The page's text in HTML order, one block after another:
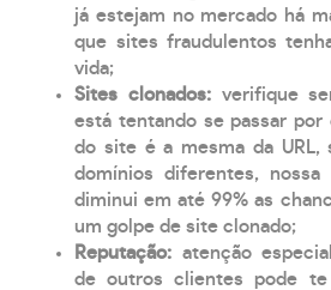
já estejam no mercado há
que sites fraudulentos
vida;
Sites clonados: verifique
está tentando se passar
do site é a mesma da URL,
domínios diferentes,
diminui em até 99% as
um golpe de site clonado;
Reputação: atenção
de outros clientes pode